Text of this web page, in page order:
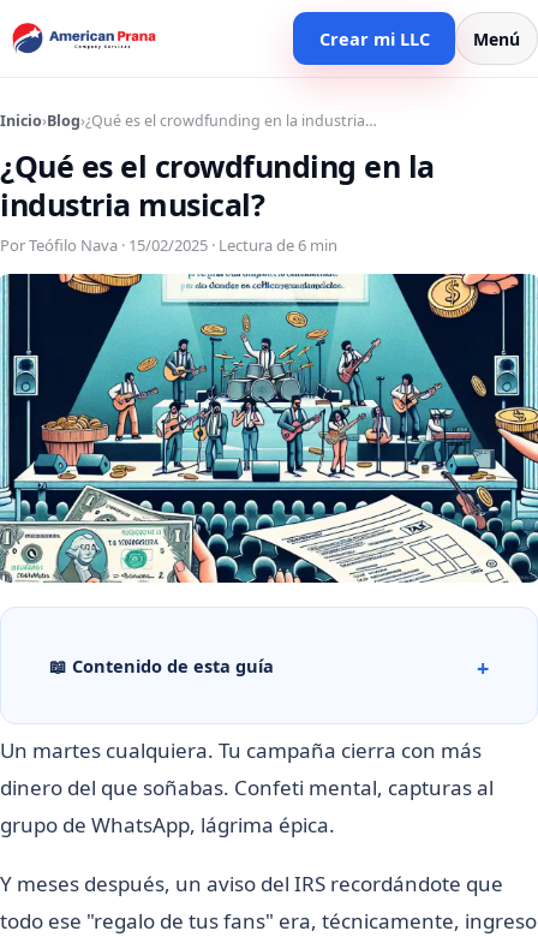
Crear mi LLC Menú
Inicio›Blog›¿Qué es el crowdfunding en la industria…
¿Qué es el crowdfunding en la
industria musical?
Por Teófilo Nava · 15/02/2025 · Lectura de 6 min
📖 Contenido de esta guía
Un martes cualquiera. Tu campaña cierra con más
dinero del que soñabas. Confeti mental, capturas al
grupo de WhatsApp, lágrima épica.
Y meses después, un aviso del IRS recordándote que
todo ese "regalo de tus fans" era, técnicamente, ingreso